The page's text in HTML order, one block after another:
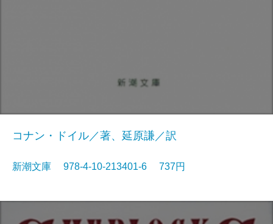
コナン・ドイル／著、延原謙／訳
新潮文庫 978-4-10-213401-6 737円